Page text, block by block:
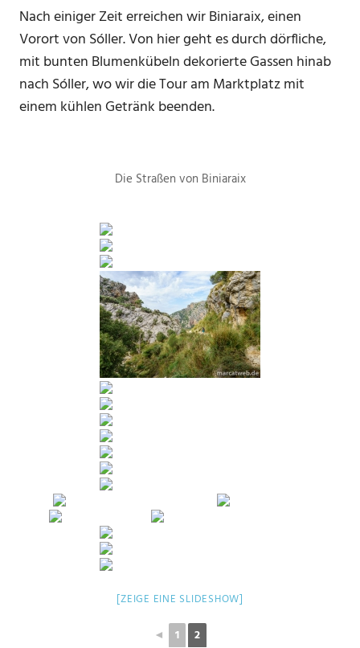
Nach einiger Zeit erreichen wir Biniaraix, einen
Vorort von Sóller. Von hier geht es durch dörfliche,
mit bunten Blumenkübeln dekorierte Gassen hinab
nach Sóller, wo wir die Tour am Marktplatz mit
einem kühlen Getränk beenden.
Die Straßen von Biniaraix
[ZEIGE EINE SLIDESHOW]
◄ 1 2